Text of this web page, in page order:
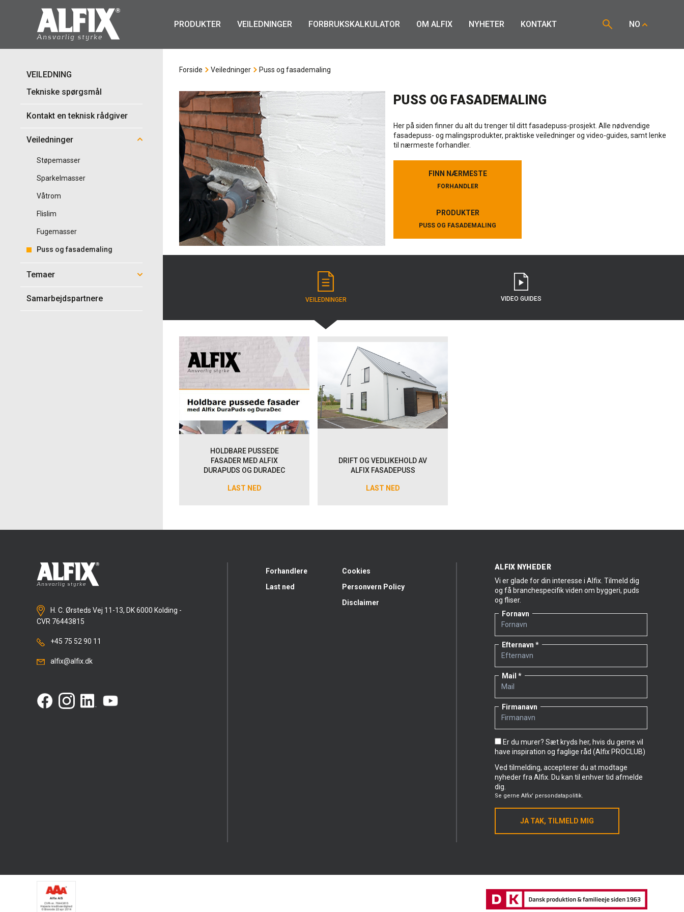
PRODUKTER VEILEDNINGER FORBRUKSKALKULATOR OM ALFIX NYHETER KONTAKT NO
VEILEDNING
Tekniske spørgsmål
Kontakt en teknisk rådgiver
Veiledninger
Støpemasser
Sparkelmasser
Våtrom
Flislim
Fugemasser
Puss og fasademaling
Temaer
Samarbejdspartnere
Forside Veiledninger Puss og fasademaling
PUSS OG FASADEMALING
Her på siden finner du alt du trenger til ditt fasadepuss-prosjekt. Alle nødvendige
fasadepuss- og malingsprodukter, praktiske veiledninger og video-guides, samt lenke
til nærmeste forhandler.
FINN NÆRMESTE
FORHANDLER
FINN NÆRMESTE
FORHANDLER
PRODUKTER
PUSS OG FASADEMALING
PRODUKTER
PUSS OG FASADEMALING
VEILEDNINGER VIDEO GUIDES
HOLDBARE PUSSEDE
FASADER MED ALFIX
DURAPUDS OG DURADEC
LAST NED
DRIFT OG VEDLIKEHOLD AV
ALFIX FASADEPUSS
LAST NED
H. C. Ørsteds Vej 11-13, DK 6000 Kolding -
CVR 76443815
+45 75 52 90 11
alfix@alfix.dk
Forhandlere
Last ned
Cookies
Personvern Policy
Disclaimer
ALFIX NYHEDER
Vi er glade for din interesse i Alfix. Tilmeld dig
og få branchespecifik viden om byggeri, puds
og fliser.
Fornavn
Efternavn
Mail
Firmanavn
Er du murer? Sæt kryds her, hvis du gerne vil
have inspiration og faglige råd (Alfix PROCLUB)
Ved tilmelding, accepterer du at modtage
nyheder fra Alfix. Du kan til enhver tid afmelde
dig.
Se gerne Alfix' persondatapolitik.
JA TAK, TILMELD MIG